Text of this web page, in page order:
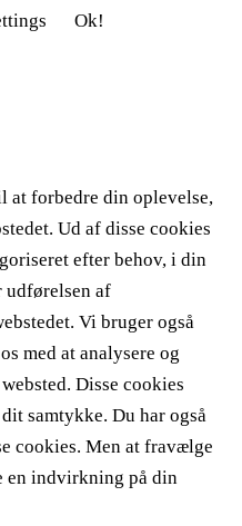
Ok!
at forbedre din oplevelse,
Ud af disse cookies
efter behov, i din
af
Vi bruger også
med at analysere og
Disse cookies
samtykke. Du har også
cookies. Men at fravælge
en indvirkning på din